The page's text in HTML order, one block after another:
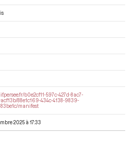
b0e2cf11-597c-427d-8ac7-
88e1c169-434c-4138-9839-
manifest
2025 à 17:33